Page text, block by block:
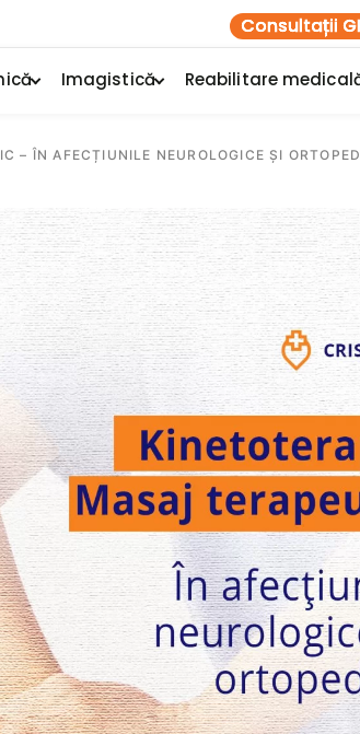
Consultații
Imagistică Reabilitare
– ÎN AFECȚIUNILE NEUROLOGICE ȘI